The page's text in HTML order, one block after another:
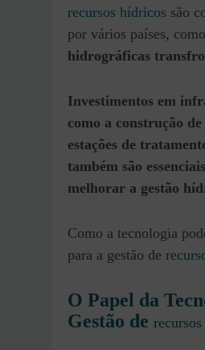
recursos hídricos são
por vários países,
hidrográficas
Investimentos em
como a construção
estações de
também são
melhorar a gestão
Como a tecnologia
para a gestão de
O Papel da
Gestão de